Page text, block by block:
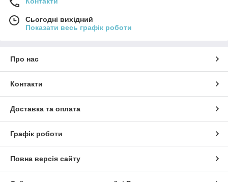
Сьогодні вихідний
Показати весь графік роботи
Про нас
Контакти
Доставка та оплата
Графік роботи
Повна версія сайту